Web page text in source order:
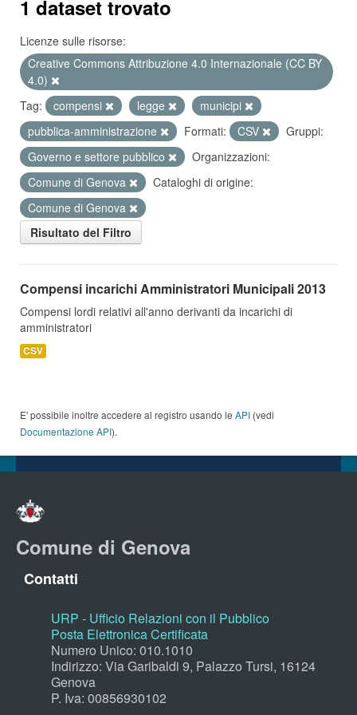
1 dataset trovato
Licenze sulle risorse:
Creative Commons Attribuzione 4.0 Internazionale (CC BY
4.0)
Tag:
compensi legge
municipi
pubblica-amministrazione
Formati: CSV
Gruppi:
Governo e settore pubblico
Organizzazioni:
Comune di Genova
Cataloghi di origine:
Comune di Genova
Risultato del Filtro
Compensi incarichi Amministratori Municipali 2013
Compensi lordi relativi all'anno derivanti da incarichi di
amministratori
CSV
E' possibile inoltre accedere al registro usando le API (vedi
Documentazione API).
Comune di Genova
Contatti
URP - Ufficio Relazioni con il Pubblico
Posta Elettronica Certificata
Numero Unico: 010.1010
Indirizzo: Via Garibaldi 9, Palazzo Tursi, 16124
Genova
P. Iva: 00856930102